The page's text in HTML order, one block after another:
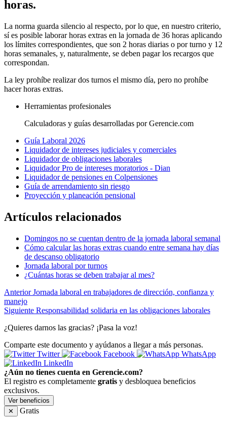
horas.
La norma guarda silencio al respecto, por lo que, en nuestro criterio,
sí es posible laborar horas extras en la jornada de 36 horas aplicando
los límites correspondientes, que son 2 horas diarias o por turno y 12
horas semanales, y, naturalmente, se deben pagar los recargos que
correspondan.
La ley prohíbe realizar dos turnos el mismo día, pero no prohíbe
hacer horas extras.
Herramientas profesionales
Calculadoras y guías desarrolladas por Gerencie.com
Guía Laboral 2026
Liquidador de intereses judiciales y comerciales
Liquidador de obligaciones laborales
Liquidador Pro de intereses moratorios - Dian
Liquidador de pensiones en Colpensiones
Guía de arrendamiento sin riesgo
Proyección y planeación pensional
Artículos relacionados
Domingos no se cuentan dentro de la jornada laboral semanal
Cómo calcular las horas extras cuando entre semana hay días
de descanso obligatorio
Jornada laboral por turnos
¿Cuántas horas se deben trabajar al mes?
Anterior Jornada laboral en trabajadores de dirección, confianza y
manejo
Siguiente Responsabilidad solidaria en las obligaciones laborales
¿Quieres darnos las gracias? ¡Pasa la voz!
Comparte este documento y ayúdanos a llegar a más personas.
Twitter
Facebook
WhatsApp
LinkedIn
¿Aún no tienes cuenta en Gerencie.com?
El registro es completamente gratis y desbloquea beneficios
exclusivos.
Ver beneficios
✕
Gratis